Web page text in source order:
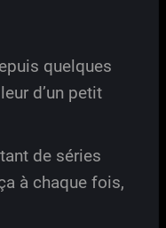
quelques
d’un petit
de séries
à chaque fois,